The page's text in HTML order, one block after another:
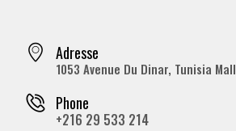
Adresse
1053 Avenue Du Dinar, Tunisia Mall
Phone
+216 29 533 214